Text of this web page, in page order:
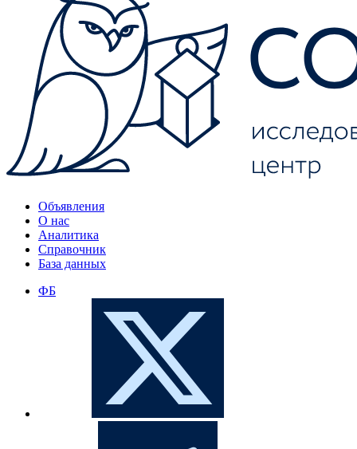
Объявления
О нас
Аналитика
Справочник
База данных
ФБ